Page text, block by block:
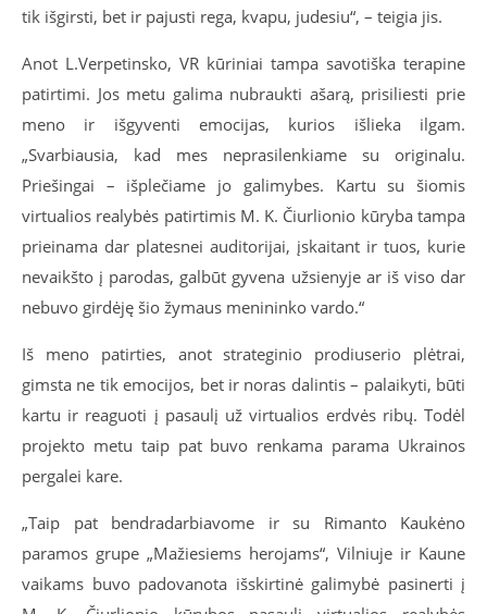
tik išgirsti, bet ir pajusti rega, kvapu, judesiu“, – teigia jis.
Anot L.Verpetinsko, VR kūriniai tampa savotiška terapine
patirtimi. Jos metu galima nubraukti ašarą, prisiliesti prie
meno ir išgyventi emocijas, kurios išlieka ilgam.
„Svarbiausia, kad mes neprasilenkiame su originalu.
Priešingai – išplečiame jo galimybes. Kartu su šiomis
virtualios realybės patirtimis M. K. Čiurlionio kūryba tampa
prieinama dar platesnei auditorijai, įskaitant ir tuos, kurie
nevaikšto į parodas, galbūt gyvena užsienyje ar iš viso dar
nebuvo girdėję šio žymaus menininko vardo.“
Iš meno patirties, anot strateginio prodiuserio plėtrai,
gimsta ne tik emocijos, bet ir noras dalintis – palaikyti, būti
kartu ir reaguoti į pasaulį už virtualios erdvės ribų. Todėl
projekto metu taip pat buvo renkama parama Ukrainos
pergalei kare.
„Taip pat bendradarbiavome ir su Rimanto Kaukėno
paramos grupe „Mažiesiems herojams“, Vilniuje ir Kaune
vaikams buvo padovanota išskirtinė galimybė pasinerti į